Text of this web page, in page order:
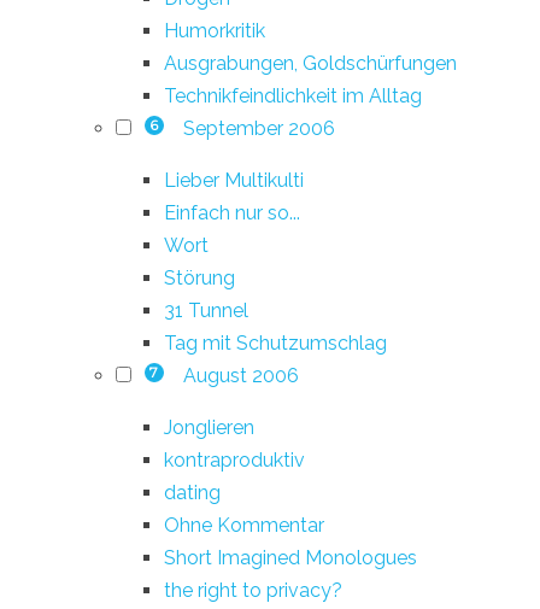
Humorkritik
Ausgrabungen, Goldschürfungen
Technikfeindlichkeit im Alltag
6 September 2006
Lieber Multikulti
Einfach nur so...
Wort
Störung
31 Tunnel
Tag mit Schutzumschlag
7 August 2006
Jonglieren
kontraproduktiv
dating
Ohne Kommentar
Short Imagined Monologues
the right to privacy?